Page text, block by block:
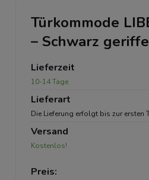
Türkommode
– Schwarz
Lieferzeit
10-14 Tage
Lieferart
Die Lieferung erfolgt bis zur ersten
Versand
Kostenlos!
Preis: